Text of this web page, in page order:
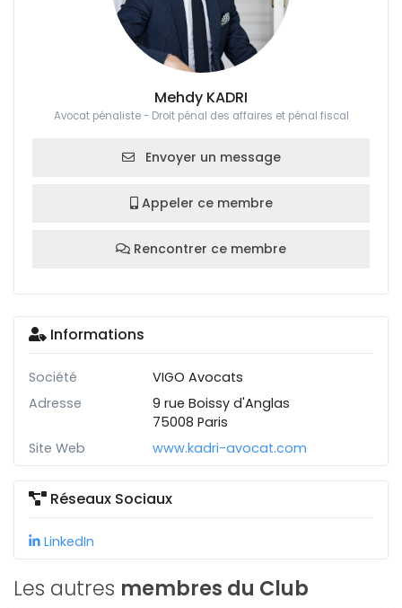
Mehdy KADRI
Avocat pénaliste - Droit pénal des affaires et pénal fiscal
Envoyer un message
Appeler ce membre
Rencontrer ce membre
Informations
Société
VIGO Avocats
Adresse
9 rue Boissy d'Anglas
75008 Paris
Site Web
www.kadri-avocat.com
Réseaux Sociaux
LinkedIn
Les autres membres du Club